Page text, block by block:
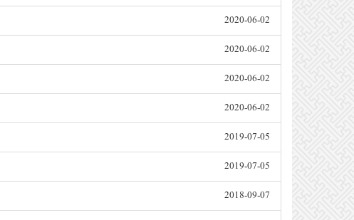
2020-06-02
2020-06-02
2020-06-02
2020-06-02
2019-07-05
2019-07-05
2018-09-07